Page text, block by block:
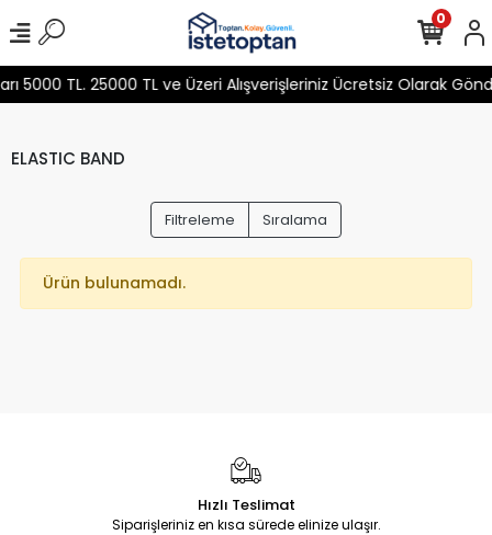
5000 TL. 25000 TL ve Üzeri Alışverişleriniz Ücretsiz Olarak
0
ELASTIC BAND
Filtreleme Sıralama
Ürün bulunamadı.
Hızlı Teslimat
Siparişleriniz en kısa sürede elinize ulaşır.